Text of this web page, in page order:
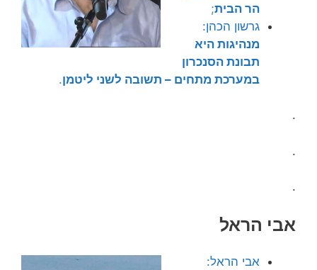
הר הבית;
גרשון הכהן:
מנהיגות היא
תבונת הסנכרון
במערכת מתחים – תשובה לשני ליטמן.
.
.
.
אבי הראל
אבי הראל: